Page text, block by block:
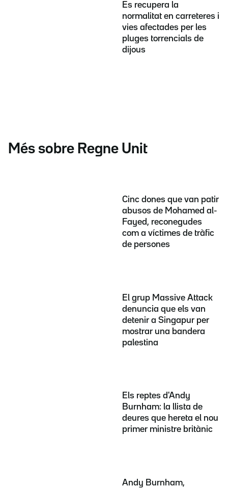
Es recupera la
normalitat en carreteres i
vies afectades per les
pluges torrencials de
dijous
Més sobre Regne Unit
Cinc dones que van patir
abusos de Mohamed al-
Fayed, reconegudes
com a víctimes de tràfic
de persones
El grup Massive Attack
denuncia que els van
detenir a Singapur per
mostrar una bandera
palestina
Els reptes d'Andy
Burnham: la llista de
deures que hereta el nou
primer ministre britànic
Andy Burnham,